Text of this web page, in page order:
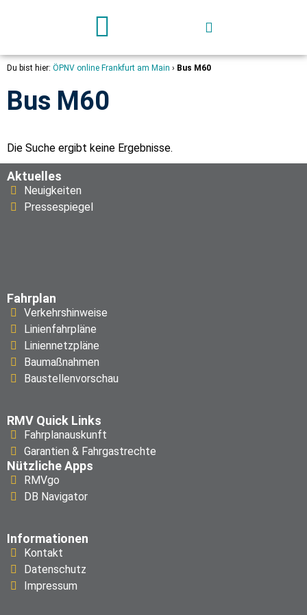
Du bist hier: ÖPNV online Frankfurt am Main › Bus M60
Bus M60
Die Suche ergibt keine Ergebnisse.
Aktuelles
Neuigkeiten
Pressespiegel
Fahrplan
Verkehrshinweise
Linienfahrpläne
Liniennetzpläne
Baumaßnahmen
Baustellenvorschau
RMV Quick Links
Fahrplanauskunft
Garantien & Fahrgastrechte
Nützliche Apps
RMVgo
DB Navigator
Informationen
Kontakt
Datenschutz
Impressum